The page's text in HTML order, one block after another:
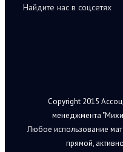
Найдите нас в соцсетях
Copyright 2015
менеджмента
Любое использование
прямой,